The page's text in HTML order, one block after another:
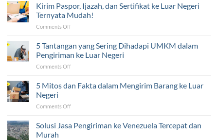
Kirim Paspor, Ijazah, dan Sertifikat ke Luar Negeri
Ternyata Mudah!
Comments Offon
Ijazah,
dan
Sertifikat
Luar
5 Tantangan yang Sering Dihadapi UMKM dalam
Pengiriman ke Luar Negeri
Comments Offon
Tantangan
Dihadapi
dalam
5 Mitos dan Fakta dalam Mengirim Barang ke Luar
Negeri
Comments Offon
Mitos
Solusi Jasa Pengiriman ke Venezuela Tercepat dan
Murah